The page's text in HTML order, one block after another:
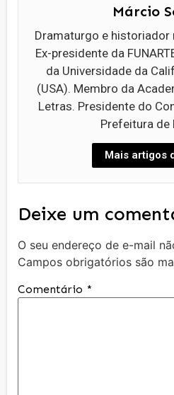
Márcio
Dramaturgo e historiador
Ex-presidente da
da Universidade da
(USA). Membro da
Letras. Presidente do
Prefeitura de
Mais artigos
Deixe um
O seu endereço de e-mail
Campos obrigatórios são
Comentário *